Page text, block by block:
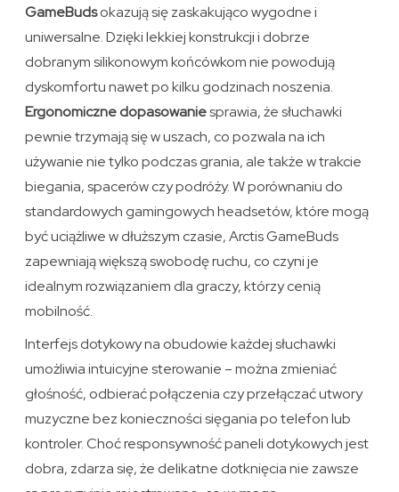
GameBudsokazują się zaskakująco wygodne i
uniwersalne. Dzięki lekkiej konstrukcji i dobrze
dobranym silikonowym końcówkom nie powodują
dyskomfortu nawet po kilku godzinach noszenia.
Ergonomiczne dopasowaniesprawia, że słuchawki
pewnie trzymają się w uszach, co pozwala na ich
używanie nie tylko podczas grania, ale także w trakcie
biegania, spacerów czy podróży. W porównaniu do
standardowych gamingowych headsetów, które mogą
być uciążliwe w dłuższym czasie, Arctis GameBuds
zapewniają większą swobodę ruchu, co czyni je
idealnym rozwiązaniem dla graczy, którzy cenią
mobilność.
Interfejs dotykowy na obudowie każdej słuchawki
umożliwia intuicyjne sterowanie – można zmieniać
głośność, odbierać połączenia czy przełączać utwory
muzyczne bez konieczności sięgania po telefon lub
kontroler. Choć responsywność paneli dotykowych jest
dobra, zdarza się, że delikatne dotknięcia nie zawsze